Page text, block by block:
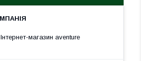
Інтернет-магазин aventure